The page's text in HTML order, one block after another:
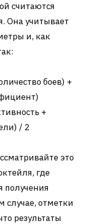
считаются
Она учитывает
и, как
боев) +
+
/ 2
это
где
получения
случае, отметки
результаты